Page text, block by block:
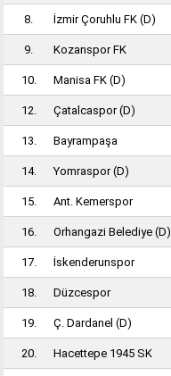
8. İzmir Çoruhlu FK (D)
9. Kozanspor FK
10. Manisa FK (D)
12. Çatalcaspor(D)
13. Bayrampaşa
14. Yomraspor(D)
15. Ant. Kemerspor
16. Orhangazi Belediye (D)
17. İskenderunspor
18. Düzcespor
19. Ç. Dardanel (D)
20. Hacettepe 1945 SK